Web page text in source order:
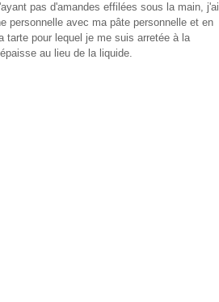
pas d'amandes effilées sous la main, j'ai
personnelle avec ma pâte personnelle et en
pour lequel je me suis arretée à la
au lieu de la liquide.